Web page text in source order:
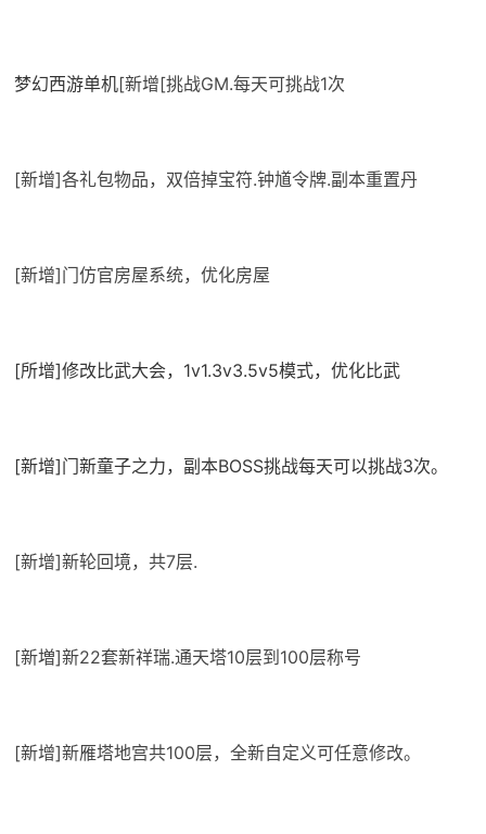
梦幻西游单机[新增[挑战GM.每天可挑战1次
[新增]各礼包物品，双倍掉宝符.钟馗令牌.副本重置丹
[新增]门仿官房屋系统，优化房屋
[所增]修改比武大会，1v1.3v3.5v5模式，优化比武
[新增]门新童子之力，副本BOSS挑战每天可以挑战3次。
[新增]新轮回境，共7层.
[新増]新22套新祥瑞.通天塔10层到100层称号
[新增]新雁塔地宫共100层，全新自定义可任意修改。